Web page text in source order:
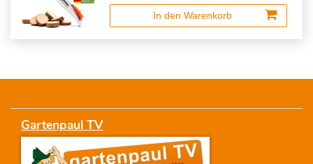
In den Warenkorb
Gartenpaul TV